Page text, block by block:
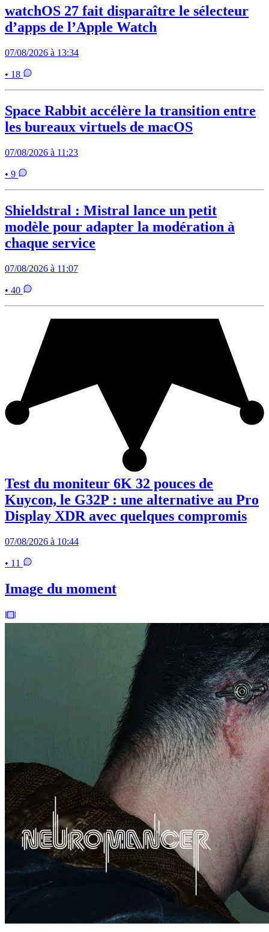
watchOS 27 fait disparaître le sélecteur
d’apps de l’Apple Watch
07/08/2026 à 13:34
• 18
Space Rabbit accélère la transition entre
les bureaux virtuels de macOS
07/08/2026 à 11:23
• 9
Shieldstral : Mistral lance un petit
modèle pour adapter la modération à
chaque service
07/08/2026 à 11:07
• 40
Test du moniteur 6K 32 pouces de
Kuycon, le G32P : une alternative au Pro
Display XDR avec quelques compromis
07/08/2026 à 10:44
• 11
Image du moment